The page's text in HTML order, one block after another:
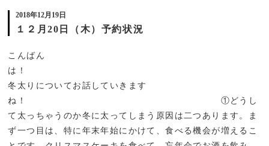
2018年12月19日
１２月20日（木）予約状況
こんばん
は
冬太りについてお話していきます
ね！ ①どうし
て太っちゃうのか冬に太ってしまう原因は二つあります。ま
ず一つ目は、特に年末年始にかけて、食べる機会が増えるこ